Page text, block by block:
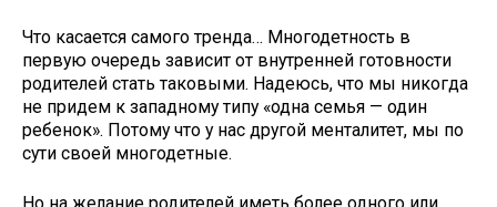
Что касается самого тренда… Многодетность в
первую очередь зависит от внутренней готовности
родителей стать таковыми. Надеюсь, что мы никогда
не придем к западному типу «одна семья — один
ребенок». Потому что у нас другой менталитет, мы по
сути своей многодетные.